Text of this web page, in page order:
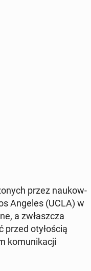
przez naukow­
Angeles (UCLA) w
a zwłaszcza
przed otyłoś­cią
ko­mu­nikacji